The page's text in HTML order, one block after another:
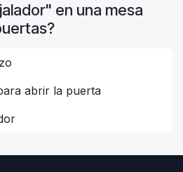
en una mesa
abrir la puerta